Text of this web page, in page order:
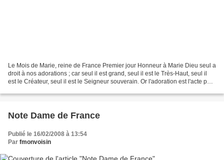
Le Mois de Marie, reine de France Premier jour Honneur à Marie Dieu seul a
droit à nos adorations ; car seul il est grand, seul il est le Très-Haut, seul il
est le Créateur, seul il est le Seigneur souverain. Or l'adoration est l'acte par
Note Dame de France
Publié le 16/02/2008 à 13:54
Par fmonvoisin